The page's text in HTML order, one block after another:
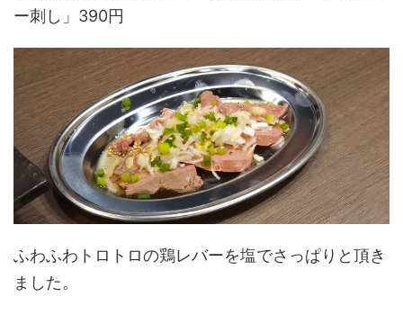
ー刺し」390円
ふわふわトロトロの鶏レバーを塩でさっぱりと頂き
ました。